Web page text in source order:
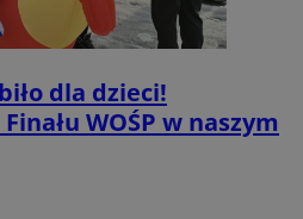
dla dzieci!
WOŚP w naszym